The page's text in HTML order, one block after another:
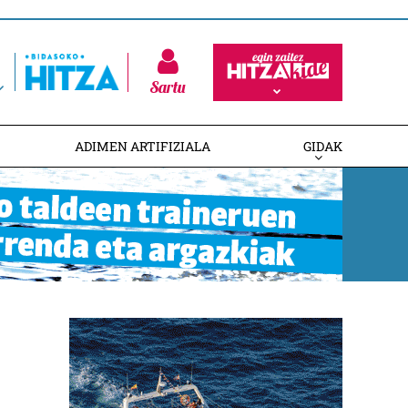
Sartu
ADIMEN ARTIFIZIALA GIDAK